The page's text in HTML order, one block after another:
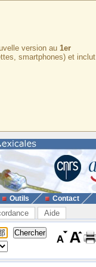
version au 1er
smartphones) et inclut
Outils Contact
Aide